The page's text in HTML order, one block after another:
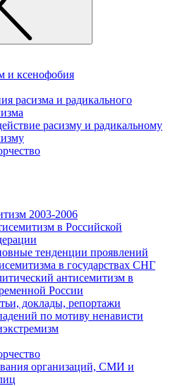
и ксенофобия
расизма и радикального
расизму и радикальному
2003-2006
в Российской
тенденции проявлений
в государствах СНГ
антисемитизм в
России
доклады, репортажи
по мотиву ненависти
организаций, СМИ и